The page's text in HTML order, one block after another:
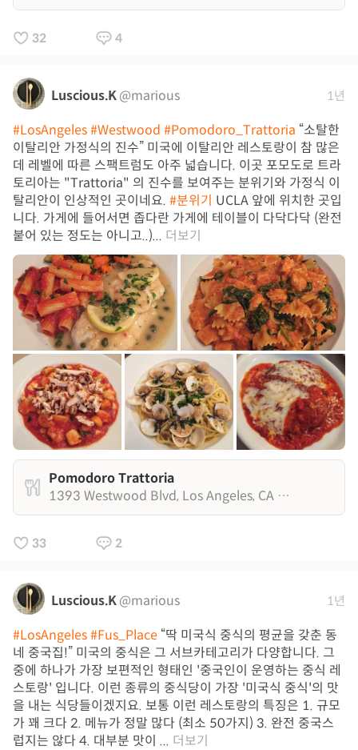
32 4
Luscious.K@marious 1년
#LosAngeles#Westwood #Pomodoro_Trattoria “소탈한
이탈리안 가정식의 진수” 미국에 이탈리안 레스토랑이 참 많은
데 레벨에 따른 스팩트럼도 아주 넓습니다. 이곳 포모도로 트라
토리아는 "Trattoria" 의 진수를 보여주는 분위기와 가정식 이
탈리안이 인상적인 곳이네요. #분위기 UCLA 앞에 위치한 곳입
니다. 가게에 들어서면 좁다란 가게에 테이블이 다닥다닥 (완전
붙어 있는 정도는 아니고..)... 더보기
Pomodoro Trattoria
1393 Westwood Blvd, Los Angeles, CA 90024
33 2
Luscious.K@marious 1년
#LosAngeles#Fus_Place “딱 미국식 중식의 평균을 갖춘 동
네 중국집!” 미국의 중식은 그 서브카테고리가 다양합니다. 그
중에 하나가 가장 보편적인 형태인 '중국인이 운영하는 중식 레
스토랑' 입니다. 이런 종류의 중식당이 가장 '미국식 중식'의 맛
을 내는 식당들이겠지요. 보통 이런 레스토랑의 특징은 1. 규모
가 꽤 크다 2. 메뉴가 정말 많다 (최소 50가지) 3. 완전 중국스
럽지는 않다 4. 대부분 맛이 ... 더보기